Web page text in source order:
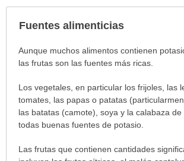
Fuentes alimenticias
Fuentes
alimenticias
sido
extendido.
Aunque muchos alimentos contienen
las frutas son las fuentes más ricas.
Los vegetales, en particular los frijoles, las
tomates, las papas o patatas
las batatas (camote), soya y la calabaza de
todas buenas fuentes de potasio.
Las frutas que contienen cantidades